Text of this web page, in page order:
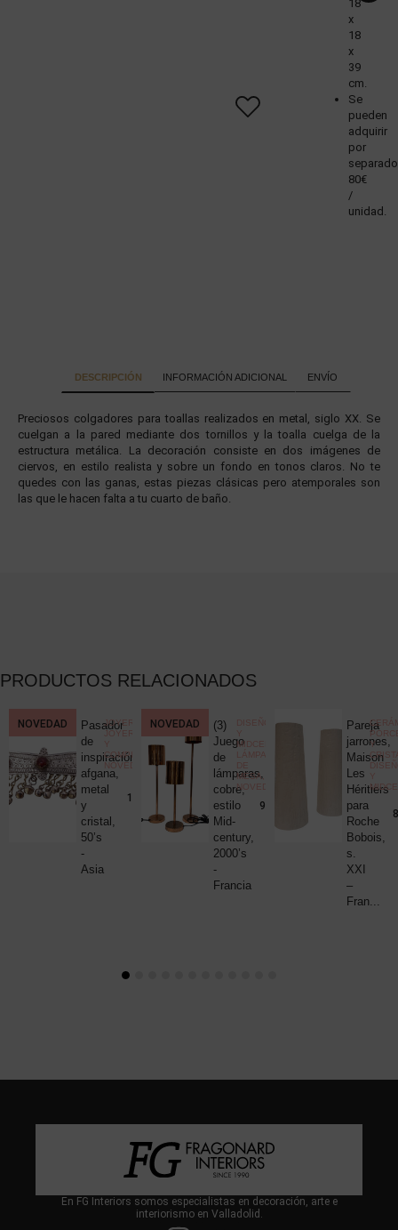
18
x
18
x
39
cm.
Se
pueden
adquirir
por
80€
/
unidad.
DESCRIPCIÓN INFORMACIÓN ADICIONAL ENVÍO
Preciosos colgadores para toallas realizados en metal, siglo XX. Se
cuelgan a la pared mediante dos tornillos y la toalla cuelga de la
estructura metálica. La decoración consiste en dos imágenes de
ciervos, en estilo realista y sobre un fondo en tonos claros. No te
quedes con las ganas, estas piezas clásicas pero atemporales son
las que le hacen falta a tu cuarto de baño.
PRODUCTOS RELACIONADOS
,
€
NOVEDAD
Pasador
de
inspiración
afgana,
metal
y
cristal,
50’s
-
Asia
JOYERÍA
JOYERÍA
Y
COMPLEMENTOS
NOVEDADES
190,00
NOVEDAD
(3)
Juego
de
lámparas,
cobre,
estilo
Mid-
century,
2000’s
-
Francia
DISEÑO
Y
MIDCENTURY
LÁMPARAS
DE
MESA,
NOVEDADES
980,00
Pareja
jarrones,
Maison
Les
Héritiers
para
Roche
Bobois,
s.
XXI
–
Fran...
Y
Y
En FG Interiors somos especialistas en decoración, arte e
interiorismo en Valladolid.